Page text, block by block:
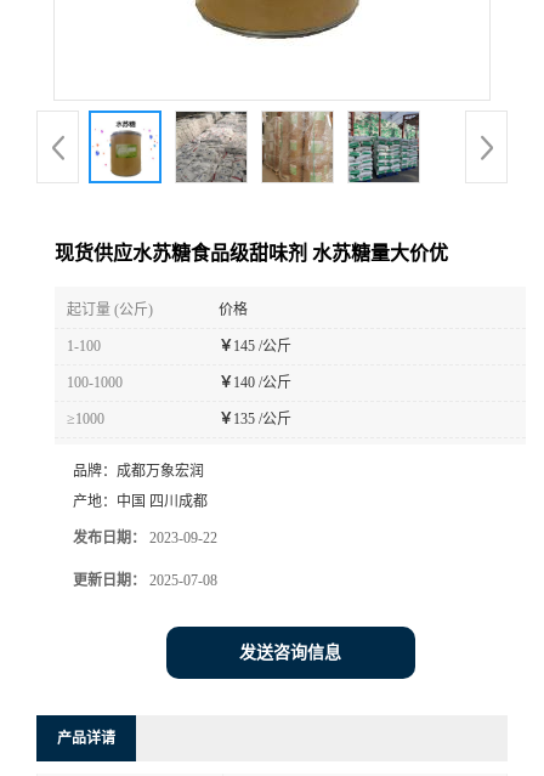
现货供应水苏糖食品级甜味剂 水苏糖量大价优
起订量 (公斤) 价格
1-100 ￥ 145 /公斤
100-1000 ￥ 140 /公斤
≥1000 ￥ 135 /公斤
品牌： 成都万象宏润
产地： 中国 四川成都
发布日期： 2023-09-22
更新日期： 2025-07-08
发送咨询信息
产品详请